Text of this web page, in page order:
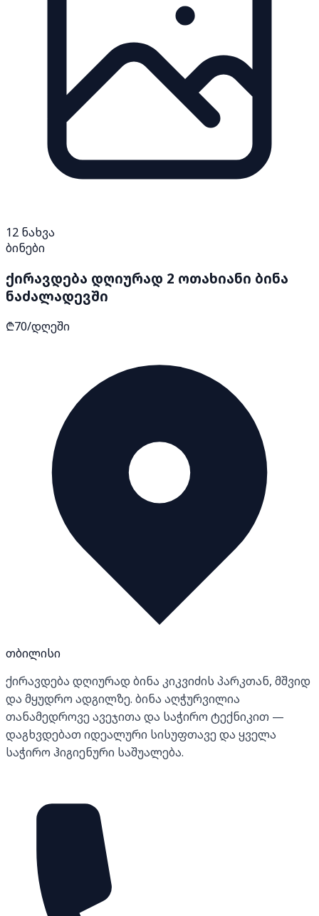
12 ნახვა
ბინები
ქირავდება დღიურად 2 ოთახიანი ბინა
ნაძალადევში
₾70/დღეში
თბილისი
ქირავდება დღიურად ბინა კიკვიძის პარკთან, მშვიდ
და მყუდრო ადგილზე. ბინა აღჭურვილია
თანამედროვე ავეჯითა და საჭირო ტექნიკით —
დაგხვდებათ იდეალური სისუფთავე და ყველა
საჭირო ჰიგიენური საშუალება.